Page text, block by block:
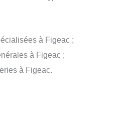
à Figeac ;
à Figeac ;
à Figeac.